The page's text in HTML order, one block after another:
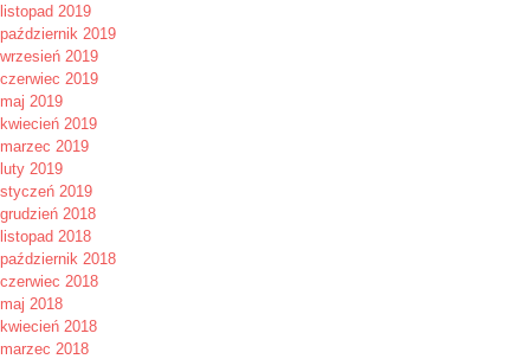
listopad 2019
październik 2019
wrzesień 2019
czerwiec 2019
maj 2019
kwiecień 2019
marzec 2019
luty 2019
styczeń 2019
grudzień 2018
listopad 2018
październik 2018
czerwiec 2018
maj 2018
kwiecień 2018
marzec 2018